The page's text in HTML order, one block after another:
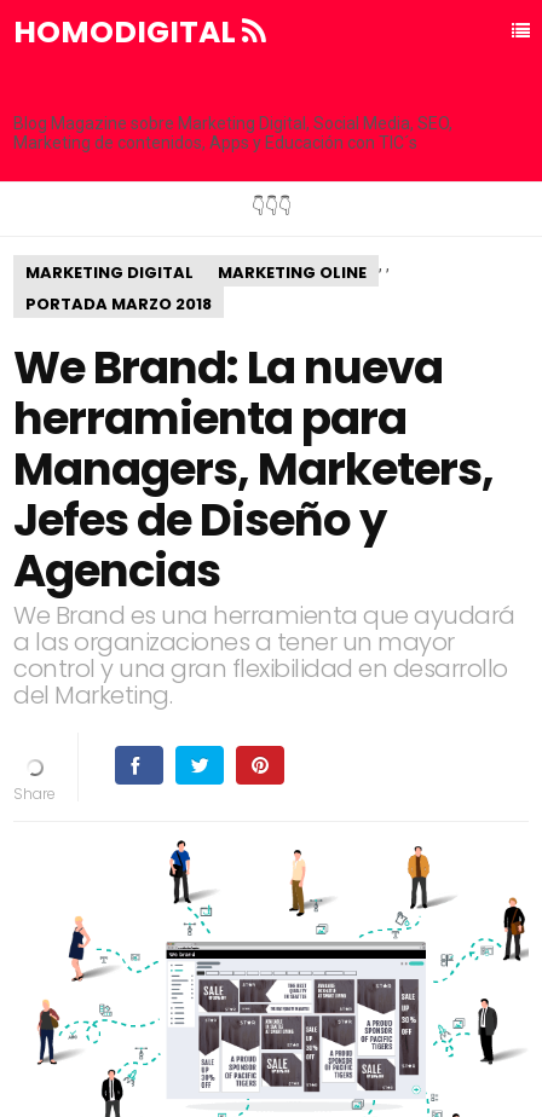
HOMODIGITAL
Blog Magazine sobre Marketing Digital, Social Media, SEO,
Marketing de contenidos, Apps y Educación con TIC´s
👇👇👇
MARKETING DIGITAL ,
MARKETING OLINE ,
PORTADA MARZO 2018
We Brand: La nueva
herramienta para
Managers, Marketers,
Jefes de Diseño y
Agencias
We Brand es una herramienta que ayudará
a las organizaciones a tener un mayor
control y una gran flexibilidad en desarrollo
del Marketing.